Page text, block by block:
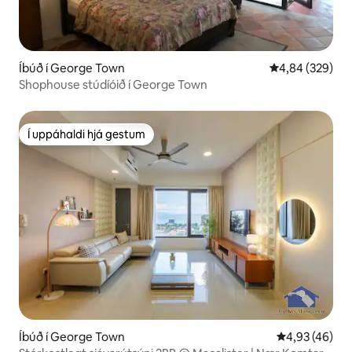
Íbúð í George Town 4,84 af 5 í
4,84 (329)
Shophouse stúdíóið í George Town
Í uppáhaldi hjá gestum
Í uppáhaldi hjá gestum
Íbúð í George Town 4,93 af 5 í
4,93 (46)